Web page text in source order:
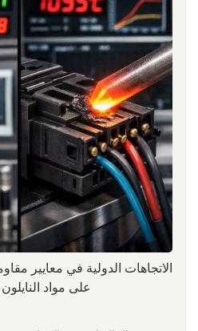
الاتجاهات الدولية في معايير
UL 94 ومعيار IEC 60695 على مواد النايلون